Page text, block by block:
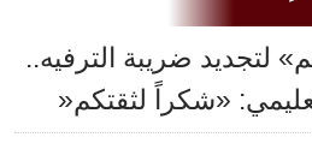
لتجديد ضريبة الترفيه..
«شكراً لثقتكم«